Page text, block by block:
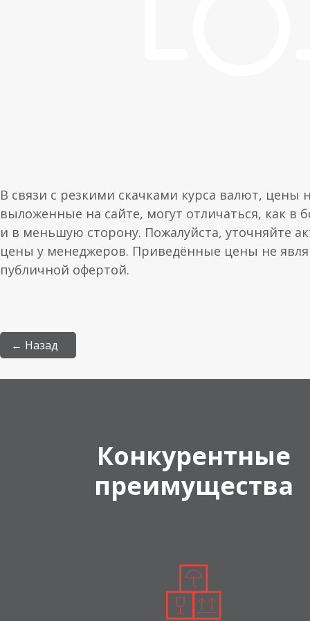
В связи с резкими скачками курса валют, цены
выложенные на сайте, могут отличаться, как в
и в меньшую сторону. Пожалуйста, уточняйте
цены у менеджеров. Приведённые цены не
публичной офертой.
← Назад
Конкурентные
преимущества